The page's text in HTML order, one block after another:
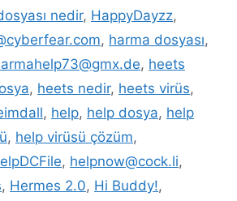
nedir, HappyDayzz,
, harma dosyası,
, heets
, heets nedir, heets virüs,
, help, help dosya, help
, help virüsü çözüm,
, helpnow@cock.li,
, Hermes 2.0, Hi Buddy!,